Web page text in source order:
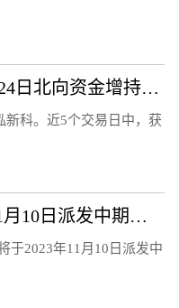
联泓新科（003022）：8月24日北向资金增持52.67万股
新科。近5个交易日中，获
维信金科(02003.HK)将于11月10日派发中期股息每股0.15港元
于2023年11月10日派发中